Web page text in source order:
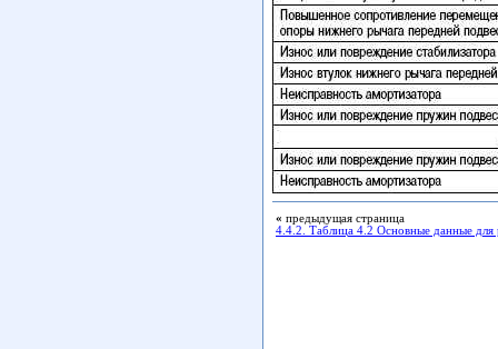
« предыдущая страница
4.4.2. Таблица 4.2 Основные данные для